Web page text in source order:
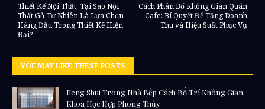
Cách Phân Bố Không Gian Quán
Cafe: Bí Quyết Để Tăng Doanh
Thu và Hiệu Suất Phục Vụ
Thiết Kế Nội Thất, Tại Sao Nội
Thất Gỗ Tự Nhiên Là Lựa Chọn
Hàng Đầu Trong Thiết Kế Hiện
Đại?
YOU MAY LIKE THESE POSTS
Feng Shui Trong Nhà Bếp Cách Bố Trí Không Gian
Khoa Học Hợp Phong Thủy